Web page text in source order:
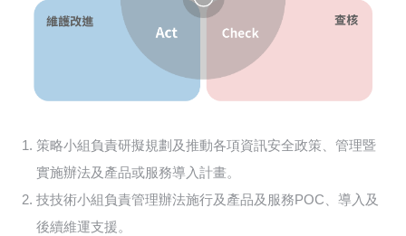
策略小組負責研擬規劃及推動各項資訊安全政策、管理暨
實施辦法及產品或服務導入計畫。
技技術小組負責管理辦法施行及產品及服務POC、導入及
後續維運支援。